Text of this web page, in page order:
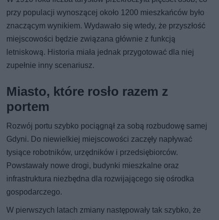
przy populacji wynoszącej około 1200 mieszkańców było
znaczącym wynikiem. Wydawało się wtedy, że przyszłość
miejscowości będzie związana głównie z funkcją
letniskową. Historia miała jednak przygotować dla niej
zupełnie inny scenariusz.
Miasto, które rosło razem z
portem
Rozwój portu szybko pociągnął za sobą rozbudowę samej
Gdyni. Do niewielkiej miejscowości zaczęły napływać
tysiące robotników, urzędników i przedsiębiorców.
Powstawały nowe drogi, budynki mieszkalne oraz
infrastruktura niezbędna dla rozwijającego się ośrodka
gospodarczego.
W pierwszych latach zmiany następowały tak szybko, że